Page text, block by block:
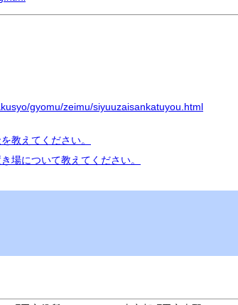
gyomu/zeimu/siyuuzaisankatuyou.html
教えてください。
場について教えてください。